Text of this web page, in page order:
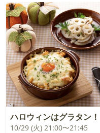
ハロウィンはグラタン！
10/29 (火) 21:00〜21:45